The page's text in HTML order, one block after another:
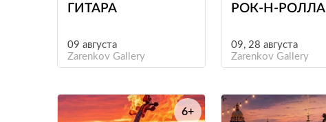
ГИТАРА
09 августа
Zarenkov Gallery
РОК-Н-РОЛЛА
09, 28 августа
Zarenkov Gallery
6+